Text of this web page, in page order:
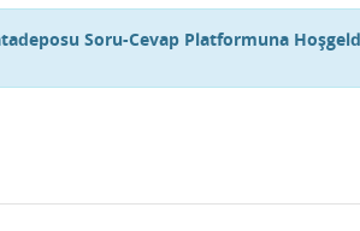
Soru-Cevap Platformuna